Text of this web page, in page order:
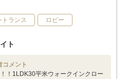
トランス ロビー
ト
コメント
！1LDK30平米ウォークインクロー